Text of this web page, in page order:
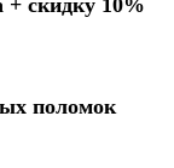
+ скидку 10%
поломок